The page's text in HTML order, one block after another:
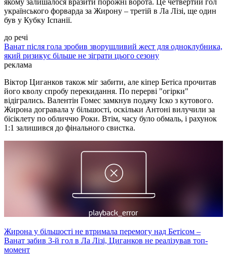
якому залишалося вразити порожні ворота. Це четвертий гол
українського форварда за Жирону – третій в Ла Лізі, ще один
був у Кубку Іспанії.
до речі
Ванат після гола зробив зворушливий жест для одноклубника,
який ризикує більше не зіграти цього сезону
реклама
Віктор Циганков також міг забити, але кіпер Бетіса прочитав
його кволу спробу перекидання. По перерві "огірки"
відігрались. Валентін Гомес замкнув подачу Іско з кутового.
Жирона догравала у більшості, оскільки Антоні вилучили за
бісіклету по обличчю Роки. Втім, часу було обмаль, і рахунок
1:1 залишився до фінального свистка.
Жирона у більшості не втримала перемогу над Бетісом –
Ванат забив 3-й гол в Ла Лізі, Циганков не реалізував топ-
момент